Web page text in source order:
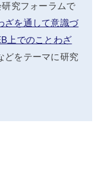
究フォーラムで
ざを通して意識づ
上でのことわざ
どをテーマに研究